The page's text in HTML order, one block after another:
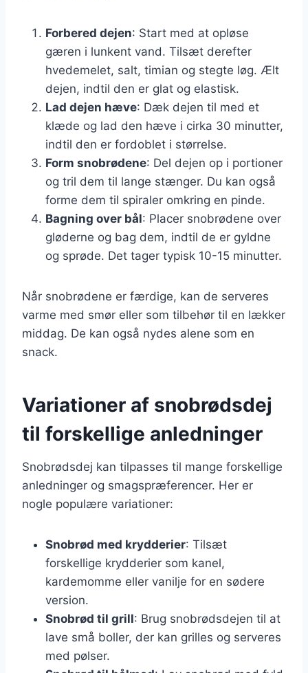
Forbered dejen: Start med at opløse
gæren i lunkent vand. Tilsæt derefter
hvedemelet, salt, timian og stegte løg. Ælt
dejen, indtil den er glat og elastisk.
Lad dejen hæve: Dæk dejen til med et
klæde og lad den hæve i cirka 30 minutter,
indtil den er fordoblet i størrelse.
Form snobrødene: Del dejen op i portioner
og tril dem til lange stænger. Du kan også
forme dem til spiraler omkring en pinde.
Bagning over bål: Placer snobrødene over
gløderne og bag dem, indtil de er gyldne
og sprøde. Det tager typisk 10-15 minutter.
Når snobrødene er færdige, kan de serveres
varme med smør eller som tilbehør til en lækker
middag. De kan også nydes alene som en
snack.
Variationer af snobrødsdej
til forskellige anledninger
Snobrødsdej kan tilpasses til mange forskellige
anledninger og smagspræferencer. Her er
nogle populære variationer:
Snobrød med krydderier: Tilsæt
forskellige krydderier som kanel,
kardemomme eller vanilje for en sødere
version.
Snobrød til grill: Brug snobrødsdejen til at
lave små boller, der kan grilles og serveres
med pølser.